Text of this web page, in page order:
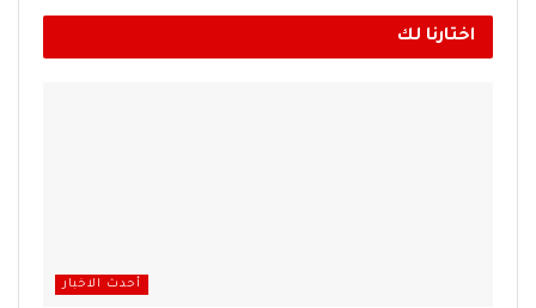
اختارنا لك
أحدث الاخبار